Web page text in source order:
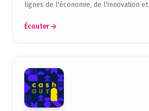
lignes de l'économie, de l'innovation
Écouter